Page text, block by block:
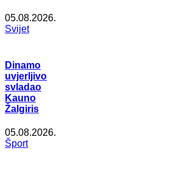
05.08.2026.
Svijet
Dinamo
uvjerljivo
svladao
Kauno
Žalgiris
05.08.2026.
Šport